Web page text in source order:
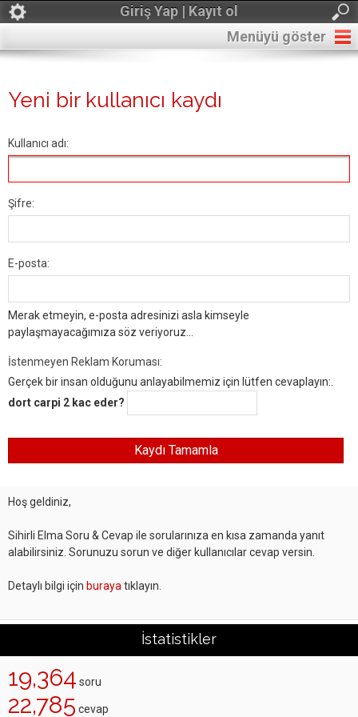
Giriş Yap | Kayıt ol
Menüyü göster
Yeni bir kullanıcı kaydı
Kullanıcı adı:
Şifre:
E-posta:
Merak etmeyin, e-posta adresinizi asla kimseyle
paylaşmayacağımıza söz veriyoruz...
İstenmeyen Reklam Koruması:
Gerçek bir insan olduğunu anlayabilmemiz için lütfen cevaplayın:.
dort carpi 2 kac eder?
Hoş geldiniz,
Sihirli Elma Soru & Cevap ile sorularınıza en kısa zamanda yanıt
alabilirsiniz. Sorunuzu sorun ve diğer kullanıcılar cevap versin.
Detaylı bilgi için buraya tıklayın.
İstatistikler
19,364 soru
22,785 cevap